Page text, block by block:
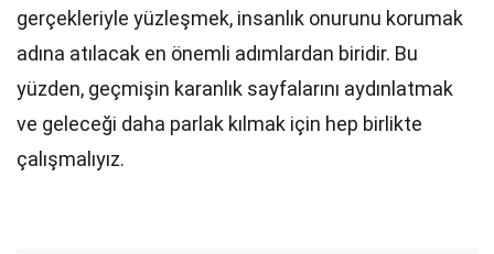
gerçekleriyle yüzleşmek, insanlık onurunu korumak
adına atılacak en önemli adımlardan biridir. Bu
yüzden, geçmişin karanlık sayfalarını aydınlatmak
ve geleceği daha parlak kılmak için hep birlikte
çalışmalıyız.